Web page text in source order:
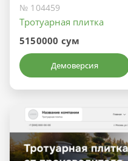
№ 104459
Тротуарная плитка
5150000 сум
Демоверсия